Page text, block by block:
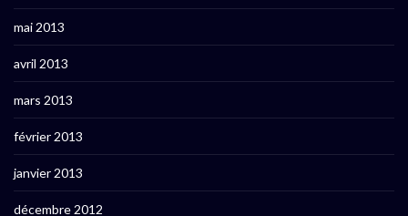
mai 2013
avril 2013
mars 2013
février 2013
janvier 2013
décembre 2012